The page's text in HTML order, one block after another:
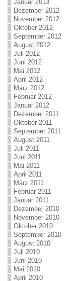
Januar 2013
Dezember 2012
November 2012
Oktober 2012
September 2012
August 2012
Juli 2012
Juni 2012
Mai 2012
April 2012
März 2012
Februar 2012
Januar 2012
Dezember 2011
Oktober 2011
September 2011
August 2011
Juli 2011
Juni 2011
Mai 2011
April 2011
März 2011
Februar 2011
Januar 2011
Dezember 2010
November 2010
Oktober 2010
September 2010
August 2010
Juli 2010
Juni 2010
Mai 2010
April 2010